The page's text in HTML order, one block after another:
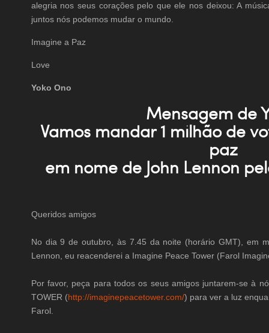
alegria nos seus corações pelo que ele nos deixou: A
juntos nós podemos mudar o mundo.
Imagine a Paz
Love
Yoko Ono
Mensagem de
Vamos mandar 1 milhão de
paz
em nome de John Lennon
Queridos amigos
No dia 9 de outubro, às 7.45 da noite (horário GMT), em
Lennon, eu reacenderei a Imagine Peace Tower (Farol
Por favor, peça para todos os seus amigos juntarem-se à
TOWER (http://imaginepeacetower.com/) para ver a luz
Farol.